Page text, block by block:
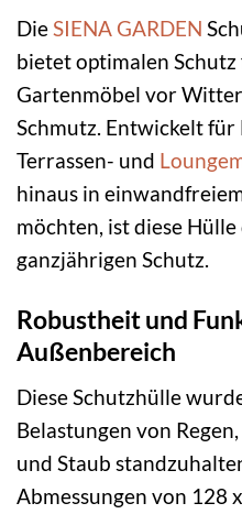
DieSIENA GARDEN
bietet optimalen
Gartenmöbel vor
Schmutz. Entwickelt
Terrassen- und
hinaus in
möchten, ist diese
ganzjährigen Schutz.
Robustheit und
Außenbereich
Diese Schutzhülle
Belastungen von
und Staub
Abmessungen von 128